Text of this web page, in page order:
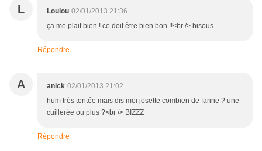
L Loulou 02/01/2013 21:36
ça me plait bien ! ce doit être bien bon !!<br /> bisous
Répondre
A anick 02/01/2013 21:02
hum très tentée mais dis moi josette combien de farine ? une
cuillerée ou plus ?<br /> BIZZZ
Répondre